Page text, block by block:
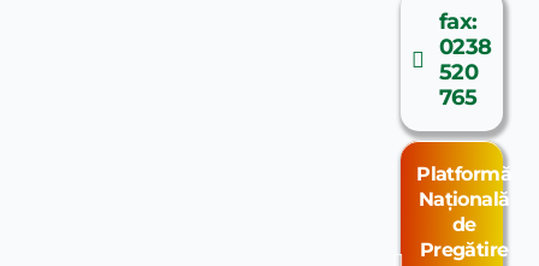
fax:
0238
520
765
Platformă
Națională
de
Pregătire